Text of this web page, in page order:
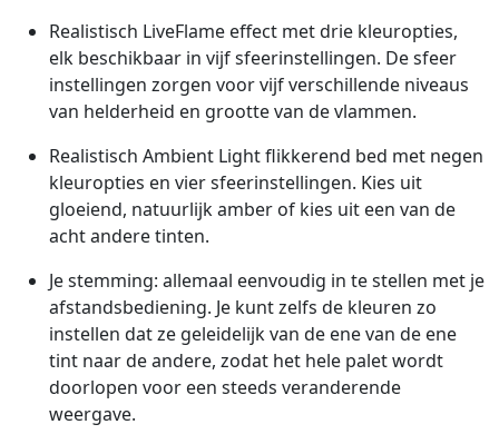
Realistisch LiveFlame effect met drie kleuropties,
elk beschikbaar in vijf sfeerinstellingen. De sfeer
instellingen zorgen voor vijf verschillende niveaus
van helderheid en grootte van de vlammen.
Realistisch Ambient Light flikkerend bed met negen
kleuropties en vier sfeerinstellingen. Kies uit
gloeiend, natuurlijk amber of kies uit een van de
acht andere tinten.
Je stemming: allemaal eenvoudig in te stellen met je
afstandsbediening. Je kunt zelfs de kleuren zo
instellen dat ze geleidelijk van de ene van de ene
tint naar de andere, zodat het hele palet wordt
doorlopen voor een steeds veranderende
weergave.